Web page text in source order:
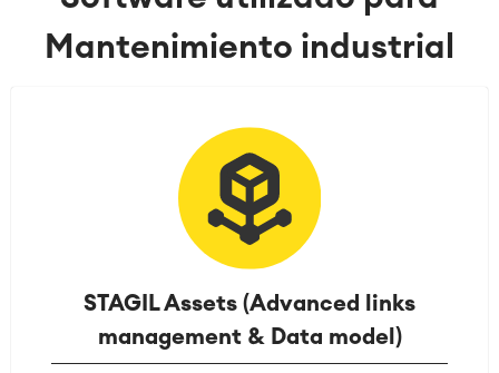
Mantenimiento industrial
STAGIL Assets (Advanced links
management & Data model)